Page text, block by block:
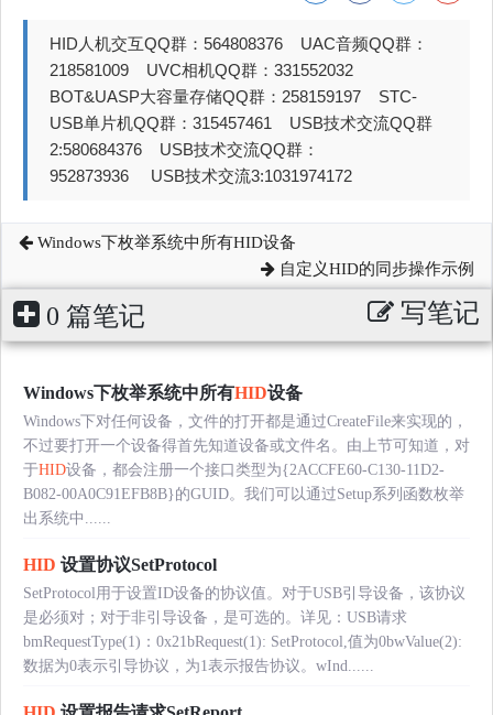
HID人机交互QQ群：564808376 UAC音频QQ群：
218581009 UVC相机QQ群：331552032
BOT&UASP大容量存储QQ群：258159197 STC-
USB单片机QQ群：315457461 USB技术交流QQ群
2:580684376 USB技术交流QQ群：
952873936 USB技术交流3:1031974172
Windows下枚举系统中所有HID设备
自定义HID的同步操作示例
0 篇笔记 写笔记
Windows下枚举系统中所有HID设备
Windows下对任何设备，文件的打开都是通过CreateFile来实现的，
不过要打开一个设备得首先知道设备或文件名。由上节可知道，对
于HID设备，都会注册一个接口类型为{2ACCFE60-C130-11D2-
B082-00A0C91EFB8B}的GUID。我们可以通过Setup系列函数枚举
出系统中......
HID 设置协议SetProtocol
SetProtocol用于设置ID设备的协议值。对于USB引导设备，该协议
是必须对；对于非引导设备，是可选的。详见：USB请求
bmRequestType(1)：0x21bRequest(1): SetProtocol,值为0bwValue(2):
数据为0表示引导协议，为1表示报告协议。wInd......